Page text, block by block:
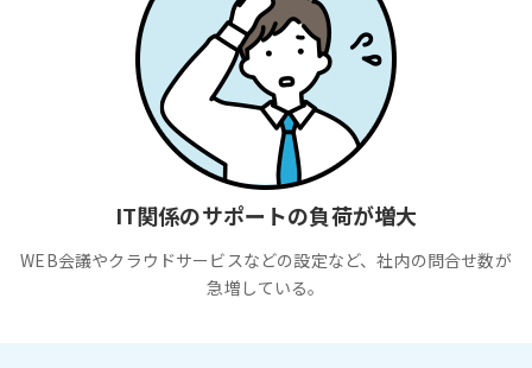
IT関係のサポートの負荷が増大
WEB会議やクラウドサービスなどの設定など、社内の問合せ数が
急増している。